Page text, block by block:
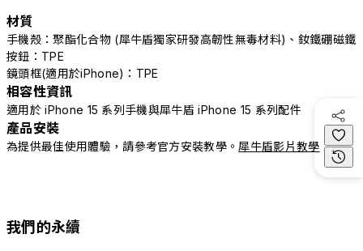
材質
手機殼：聚酯化合物 (犀牛盾獨家研發高韌性無毒材料)、釹鐵硼磁鐵
按鈕：TPE
鏡頭框(適用於iPhone)：TPE
相容性資訊
適用於 iPhone 15 系列手機與犀牛盾 iPhone 15 系列配件
產品安裝
為提供最佳使用體驗，請參考官方安裝教學。 犀牛盾影片教學
我們的永續